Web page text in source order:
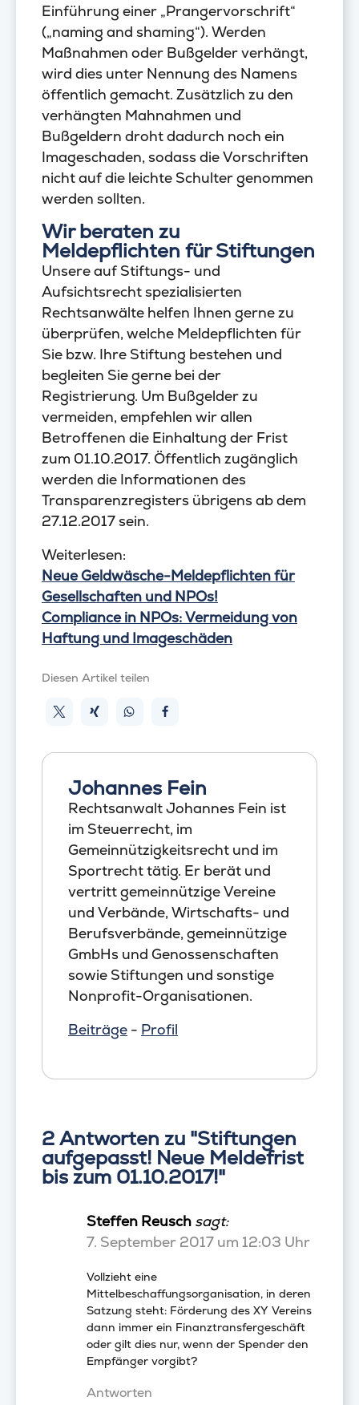
Einführung einer „Prangervorschrift“
(„naming and shaming“). Werden
Maßnahmen oder Bußgelder verhängt,
wird dies unter Nennung des Namens
öffentlich gemacht. Zusätzlich zu den
verhängten Mahnahmen und
Bußgeldern droht dadurch noch ein
Imageschaden, sodass die Vorschriften
nicht auf die leichte Schulter genommen
werden sollten.
Wir beraten zu
Meldepflichten für Stiftungen
Unsere auf Stiftungs- und
Aufsichtsrecht spezialisierten
Rechtsanwälte helfen Ihnen gerne zu
überprüfen, welche Meldepflichten für
Sie bzw. Ihre Stiftung bestehen und
begleiten Sie gerne bei der
Registrierung. Um Bußgelder zu
vermeiden, empfehlen wir allen
Betroffenen die Einhaltung der Frist
zum 01.10.2017. Öffentlich zugänglich
werden die Informationen des
Transparenzregisters übrigens ab dem
27.12.2017 sein.
Weiterlesen:
Neue Geldwäsche-Meldepflichten für
Gesellschaften und NPOs!
Compliance in NPOs: Vermeidung von
Haftung und Imageschäden
Diesen Artikel teilen
Johannes Fein
Rechtsanwalt Johannes Fein ist
im Steuerrecht, im
Gemeinnützigkeitsrecht und im
Sportrecht tätig. Er berät und
vertritt gemeinnützige Vereine
und Verbände, Wirtschafts- und
Berufsverbände, gemeinnützige
GmbHs und Genossenschaften
sowie Stiftungen und sonstige
Nonprofit-Organisationen.
Beiträge - Profil
2 Antworten zu "Stiftungen
aufgepasst! Neue Meldefrist
bis zum 01.10.2017!"
Steffen Reusch sagt:
7. September 2017 um 12:03 Uhr
Vollzieht eine
Mittelbeschaffungsorganisation, in deren
Satzung steht: Förderung des XY Vereins
dann immer ein Finanztransfergeschäft
oder gilt dies nur, wenn der Spender den
Empfänger vorgibt?
Antworten